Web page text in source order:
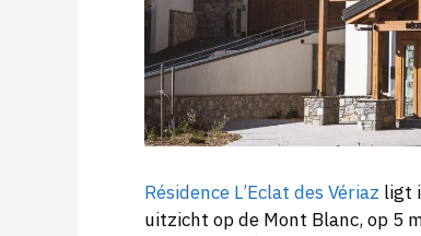
Résidence L’Eclat des Vériaz ligt
uitzicht op de Mont Blanc, op 5